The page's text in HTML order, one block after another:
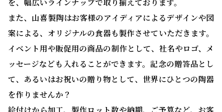
また、山喜製陶はお客様のアイディアによるデザインや図
案による、オリジナルの食器も製作させていただきます。
イベント用や販促用の商品の制作として、社名やロゴ、メ
ッセージなども入れることができます。記念の贈答品とし
て、あるいはお祝いの贈り物として、世界にひとつの陶器
を作りませんか？
絵付けから加工、製作ロット数や納期、ご予算など、お客